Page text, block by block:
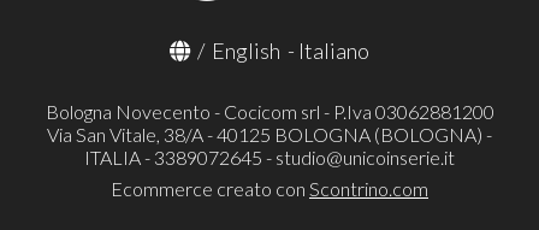
/ English - Italiano
Bologna Novecento - Cocicom srl - P.Iva 03062881200
Via San Vitale, 38/A - 40125 BOLOGNA (BOLOGNA) -
ITALIA - 3389072645 - studio@unicoinserie.it
Ecommerce creato con Scontrino.com